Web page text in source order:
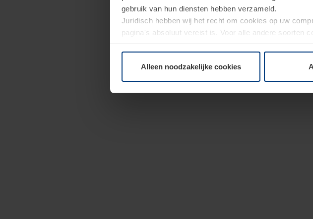
gebruik van hun diensten hebben verzameld.
Juridisch hebben wij het recht om cookies op uw
pagina's absoluut vereist is. Voor alle andere soorten
moment bij de uitleg van de cookies op pagina
Alleen noodzakelijke cookies